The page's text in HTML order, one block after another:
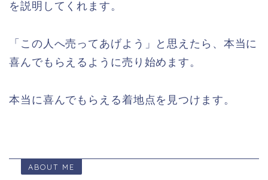
を説明してくれます。
「この人へ売ってあげよう」と思えたら、本当に
喜んでもらえるように売り始めます。
本当に喜んでもらえる着地点を見つけます。
ABOUT ME